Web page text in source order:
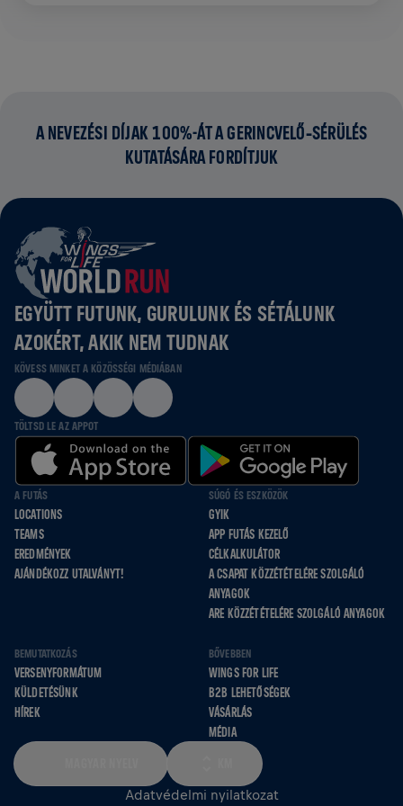
A NEVEZÉSI DÍJAK 100%-ÁT A GERINCVELŐ‑SÉRÜLÉS
KUTATÁSÁRA FORDÍTJUK
EGYÜTT FUTUNK, GURULUNK ÉS SÉTÁLUNK
AZOKÉRT, AKIK NEM TUDNAK
KÖVESS MINKET A KÖZÖSSÉGI MÉDIÁBAN
TÖLTSD LE AZ APPOT
A FUTÁS
LOCATIONS
TEAMS
EREDMÉNYEK
AJÁNDÉKOZZ UTALVÁNYT!
SÚGÓ ÉS ESZKÖZÖK
GYIK
APP FUTÁS KEZELŐ
CÉLKALKULÁTOR
A CSAPAT KÖZZÉTÉTELÉRE SZOLGÁLÓ
ANYAGOK
ARE KÖZZÉTÉTELÉRE SZOLGÁLÓ ANYAGOK
BEMUTATKOZÁS
VERSENYFORMÁTUM
KÜLDETÉSÜNK
HÍREK
BŐVEBBEN
WINGS FOR LIFE
B2B LEHETŐSÉGEK
VÁSÁRLÁS
MÉDIA
Adatvédelmi nyilatkozat